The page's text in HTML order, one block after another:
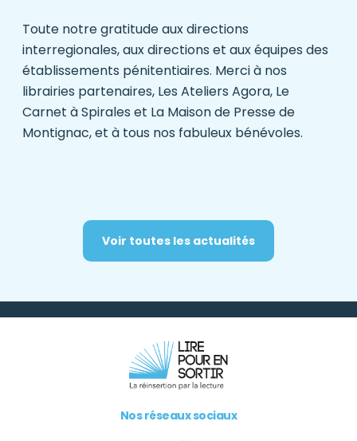
Toute notre gratitude aux directions
interregionales, aux directions et aux équipes des
établissements pénitentiaires. Merci à nos
librairies partenaires, Les Ateliers Agora, Le
Carnet à Spirales et La Maison de Presse de
Montignac, et à tous nos fabuleux bénévoles.
Voir toutes les actualités
Nos réseaux sociaux